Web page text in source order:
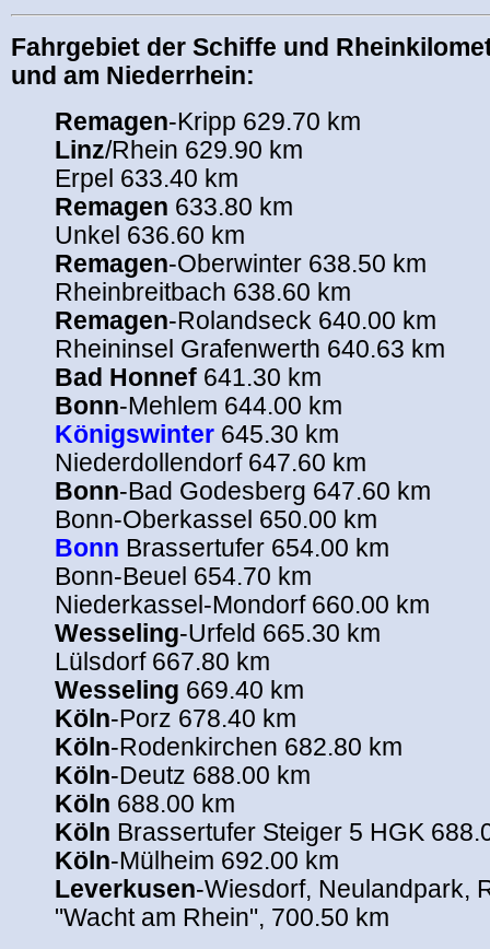
Fahrgebiet der Schiffe und
und am Niederrhein:
Remagen-Kripp 629.70 km
Linz/Rhein 629.90 km
Erpel 633.40 km
Remagen 633.80 km
Unkel 636.60 km
Remagen-Oberwinter 638.50 km
Rheinbreitbach 638.60 km
Remagen-Rolandseck 640.00 km
Rheininsel Grafenwerth 640.63 km
Bad Honnef 641.30 km
Bonn-Mehlem 644.00 km
Königswinter 645.30 km
Niederdollendorf 647.60 km
Bonn-Bad Godesberg 647.60 km
Bonn-Oberkassel 650.00 km
Bonn Brassertufer 654.00 km
Bonn-Beuel 654.70 km
Niederkassel-Mondorf 660.00 km
Wesseling-Urfeld 665.30 km
Lülsdorf 667.80 km
Wesseling 669.40 km
Köln-Porz 678.40 km
Köln-Rodenkirchen 682.80 km
Köln-Deutz 688.00 km
Köln 688.00 km
Köln Brassertufer Steiger 5 HGK
Köln-Mülheim 692.00 km
Leverkusen-Wiesdorf, Neulandpark,
"Wacht am Rhein", 700.50 km